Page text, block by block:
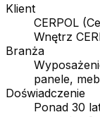
Klient
CERPOL
Wnętrz
Branża
panele,
Doświadczenie
Ponad 30